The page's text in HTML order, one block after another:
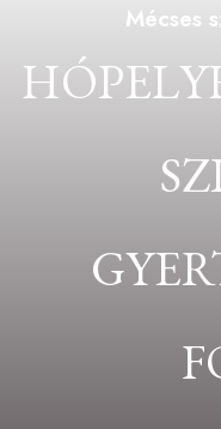
Mécses